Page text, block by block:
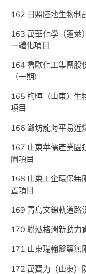
162 日照陸地生物制
163 萬華化學（蓬萊
一體化項目
164 魯歐化工集團股
（一期）
165 梅曄（山東）生
項目
166 濰坊龍海平易近
167 山東華儒產業園
園項目
168 山東工企環保無
置項目
169 青島文錦軌道路
170 聯泓格潤新動力
171 山東瑞翰醫藥無
172 萬寶力（山東）